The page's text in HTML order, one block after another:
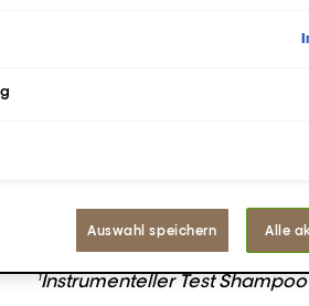
Mit Resveratrol angereichert,
Verblassen1und das Haar vor
hydratisiert, leichter kämmbar
1Instrumenteller Test
Auswahl speichern Alle